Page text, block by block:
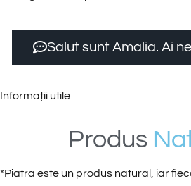
Salut sunt Amalia. Ai
Informații utile
Produs Na
*Piatra este un produs natural, iar